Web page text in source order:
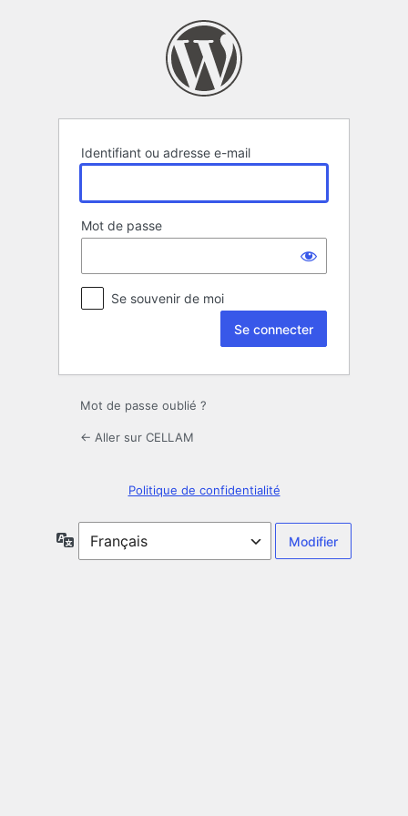
Identifiant ou adresse e-mail
Mot de passe
Se souvenir de moi
Mot de passe oublié ?
← Aller sur CELLAM
Politique de confidentialité
Langue